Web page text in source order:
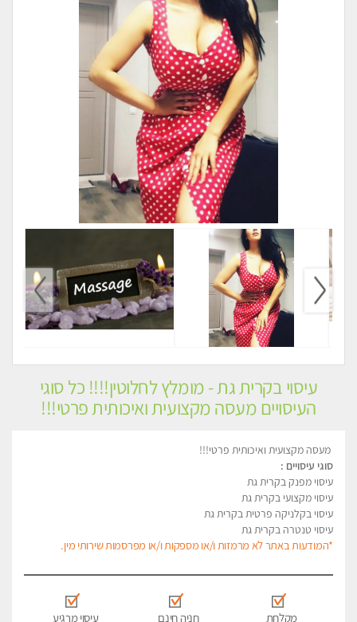
עיסוי בקרית גת - מומלץ לחלוטין!!!! כל סוגי
העיסויים מעסה מקצועית ואיכותית פרטי!!!
מעסה מקצועית ואיכותית פרטי!!!
סוגי עיסויים :
עיסוי מפנק בקרית גת
עיסוי מקצועי בקרית גת
עיסוי בקלניקה פרטית בקרית גת
עיסוי טנטרה בקרית גת
*המודעות באתר לא מרמזות ו/או מספקות ו/או מפרסמות שירותי מין.
מקלחת חניה חינם עיסוי מרגיע